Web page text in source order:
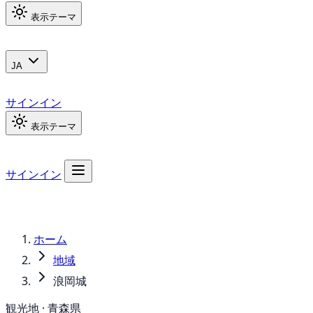
表示テーマ
JA
サインイン
表示テーマ
サインイン
ホーム
地域
浪岡城
観光地 · 青森県